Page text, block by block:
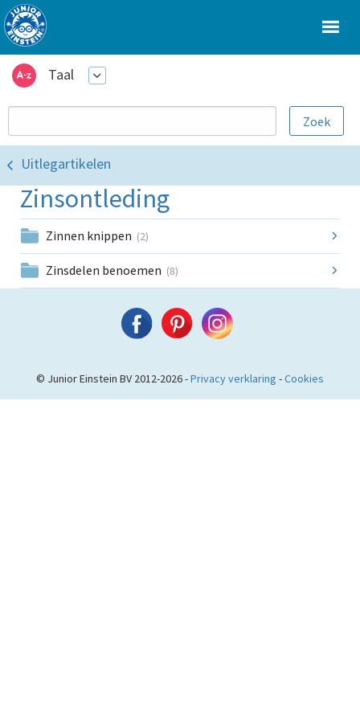
Taal
Uitlegartikelen
Zinsontleding
Zinnen knippen (2)
Zinsdelen benoemen (8)
© Junior Einstein BV 2012-2026 -Privacy verklaring -Cookies